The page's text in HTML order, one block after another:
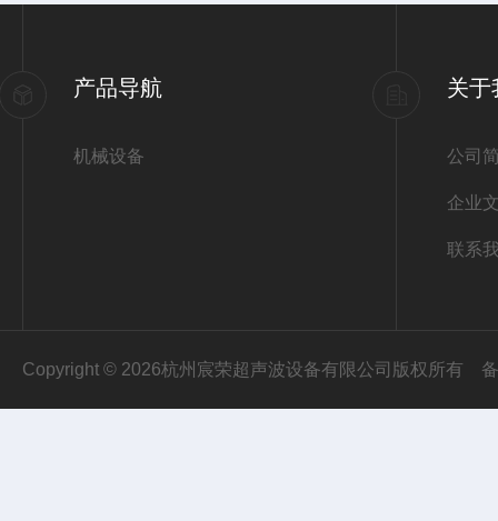
产品导航
机械设备
关于
公司
企业
联系
Copyright © 2026杭州宸荣超声波设备有限公司版权所有